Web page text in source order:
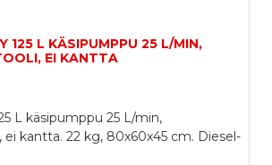
125 L KÄSIPUMPPU 25 L/MIN,
EI KANTTA
L käsipumppu 25 L/min,
ei kantta. 22 kg, 80x60x45 cm. Diesel-